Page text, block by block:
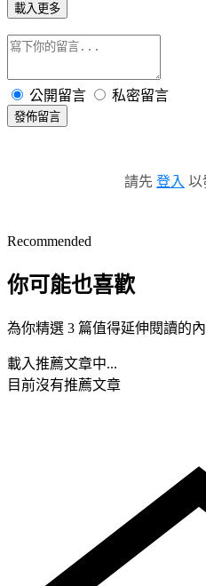
載入更多
公開留言 私密留言
發佈留言
請先 登入 以
Recommended
你可能也喜歡
為你精選 3 篇值得延伸閱讀的
載入推薦文章中...
目前沒有推薦文章